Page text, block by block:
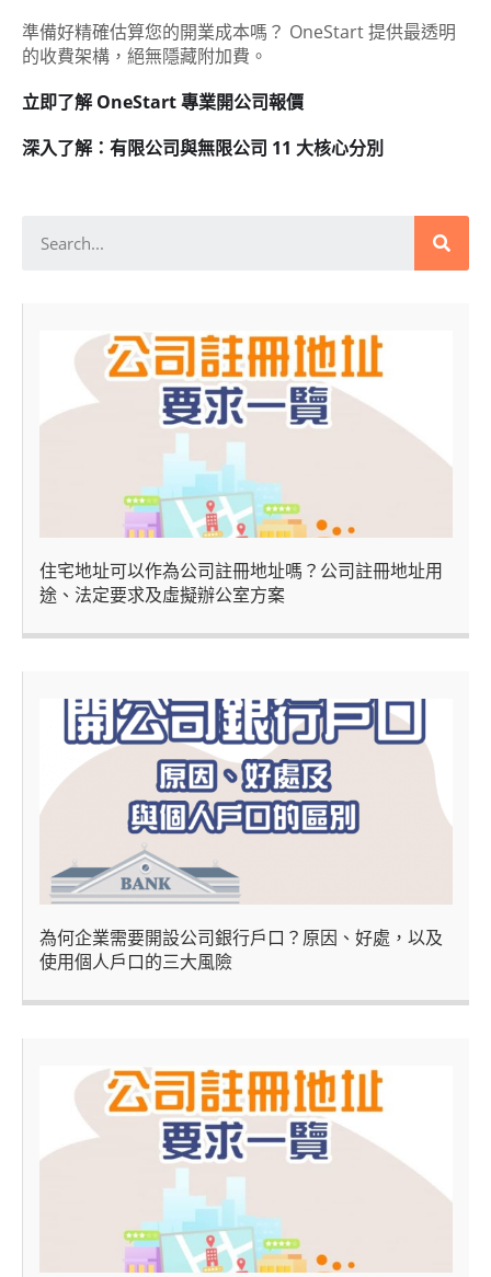
準備好精確估算您的開業成本嗎？ OneStart 提供最透明
的收費架構，絕無隱藏附加費。
立即了解 OneStart 專業開公司報價
深入了解：有限公司與無限公司 11 大核心分別
住宅地址可以作為公司註冊地址嗎？公司註冊地址用
途、法定要求及虛擬辦公室方案
為何企業需要開設公司銀行戶口？原因、好處，以及
使用個人戶口的三大風險